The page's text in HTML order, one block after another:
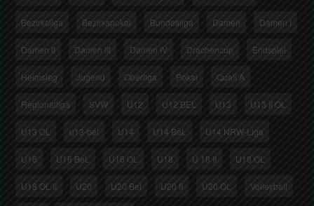
Bezirksliga Bezirkspokal Bundesliga Damen Damen I
Damen II Damen III Damen IV Drachencup Endspiel
Heimsieg Jugend Oberliga Pokal Quali A
Regionalliga SVW U12 U12 BEL U13 U13 II OL
U13 OL u13-bel U14 U14 BeL U14 NRW-Liga
U16 U16 BeL U16 OL U18 U 18 II U18 OL
U18 OL II U20 U20 Bel U20 II U20 OL Volleyball